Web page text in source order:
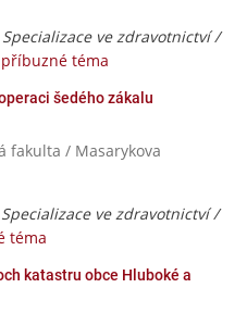
Specializace ve zdravotnictví /
téma
šedého zákalu
fakulta / Masarykova
Specializace ve zdravotnictví /
téma
katastru obce Hluboké a